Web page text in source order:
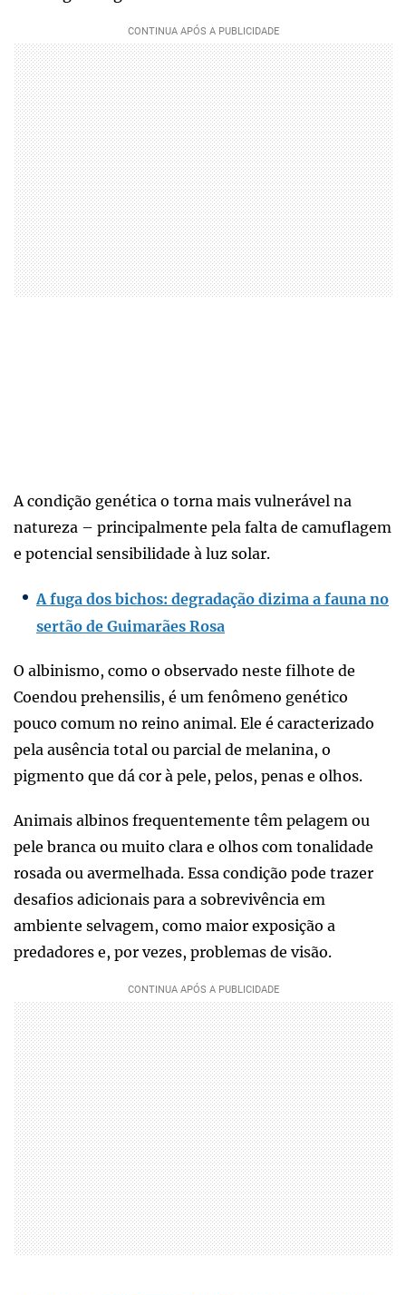
A condição genética o torna mais vulnerável na
natureza – principalmente pela falta de camuflagem
e potencial sensibilidade à luz solar.
A fuga dos bichos: degradação dizima a fauna no
sertão de Guimarães Rosa
O albinismo, como o observado neste filhote de
Coendou prehensilis, é um fenômeno genético
pouco comum no reino animal. Ele é caracterizado
pela ausência total ou parcial de melanina, o
pigmento que dá cor à pele, pelos, penas e olhos.
Animais albinos frequentemente têm pelagem ou
pele branca ou muito clara e olhos com tonalidade
rosada ou avermelhada. Essa condição pode trazer
desafios adicionais para a sobrevivência em
ambiente selvagem, como maior exposição a
predadores e, por vezes, problemas de visão.